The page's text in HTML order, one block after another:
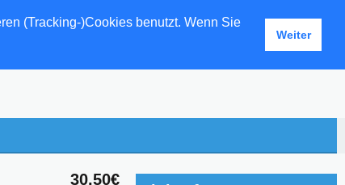
(Tracking-)Cookies benutzt. Wenn Sie
Weiter
30.50€